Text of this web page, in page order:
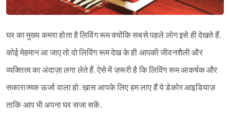
घर का मुख्य कमरा होता है लिविंग रूम क्योंकि सबसे पहले लोग इसे ही देखते हैं.
कोई मेहमान आ जाए तो वो लिविंग रूम देख के ही आपकी जीवनशैली और
व्यक्तित्व का अंदाज़ा लगा लेते हैं. ऐसे में ज़रूरी है कि लिविंग रूम आकर्षक और
सकारात्मक ऊर्जा वाला हो. ख़ास आपके लिए हम लाए हैं ये डेकोर आइडियाज़
ताकि आप भी अपना घर सजा सकें.